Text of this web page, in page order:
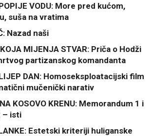
VODU: More pred kućom,
suša na vratima
Nazad naši
MIJENJA STVAR: Priča o Hodži
partizanskog komandanta
DAN: Homoseksploatacijski film
mučenički narativ
KOSOVO KRENU: Memorandum 1 i
– isti
Estetski kriteriji huliganske